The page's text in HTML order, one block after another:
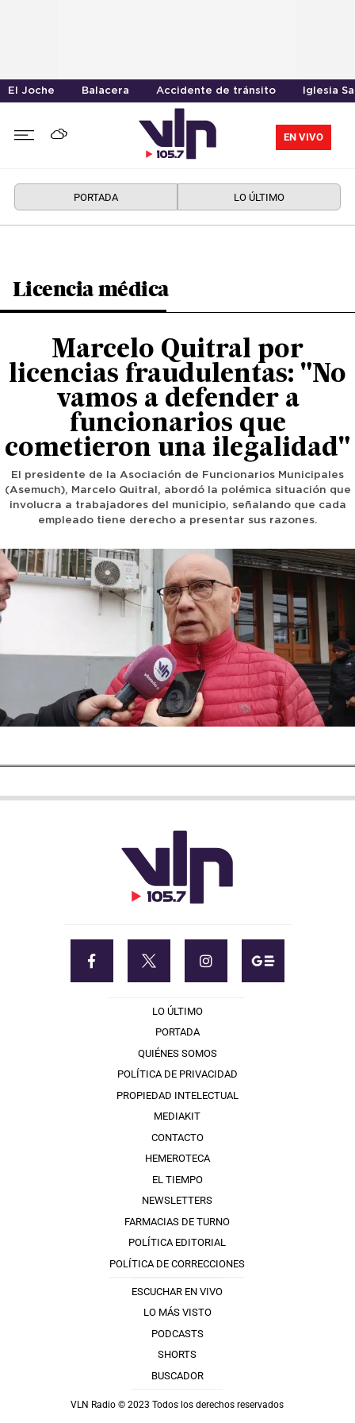
El Joche Balacera Accidente de tránsito Iglesia
EN VIVO
PORTADA LO ÚLTIMO
Licencia médica
Marcelo Quitral por
licencias fraudulentas: "No
vamos a defender a
funcionarios que
cometieron una ilegalidad"
El presidente de la Asociación de Funcionarios Municipales
(Asemuch), Marcelo Quitral, abordó la polémica situación que
involucra a trabajadores del municipio, señalando que cada
empleado tiene derecho a presentar sus razones.
LO ÚLTIMO
PORTADA
QUIÉNES SOMOS
POLÍTICA DE PRIVACIDAD
PROPIEDAD INTELECTUAL
MEDIAKIT
CONTACTO
HEMEROTECA
EL TIEMPO
NEWSLETTERS
FARMACIAS DE TURNO
POLÍTICA EDITORIAL
POLÍTICA DE CORRECCIONES
ESCUCHAR EN VIVO
LO MÁS VISTO
PODCASTS
SHORTS
BUSCADOR
VLN Radio © 2023 Todos los derechos reservados